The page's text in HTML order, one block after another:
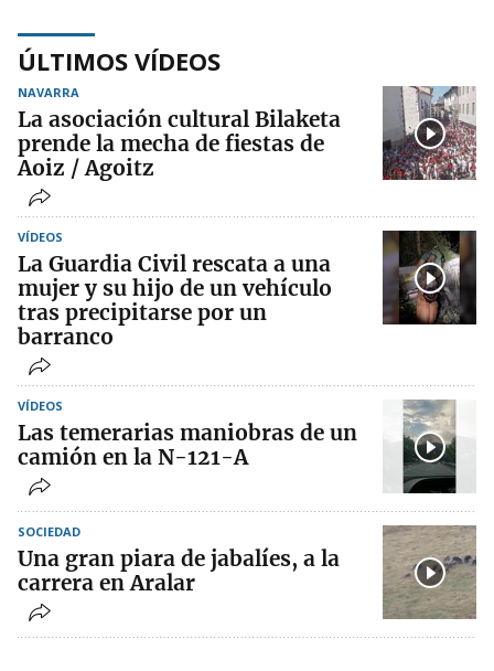
ÚLTIMOS VÍDEOS
NAVARRA
La asociación cultural Bilaketa
prende la mecha de fiestas de
Aoiz / Agoitz
VÍDEOS
La Guardia Civil rescata a una
mujer y su hijo de un vehículo
tras precipitarse por un
barranco
VÍDEOS
Las temerarias maniobras de un
camión en la N-121-A
SOCIEDAD
Una gran piara de jabalíes, a la
carrera en Aralar